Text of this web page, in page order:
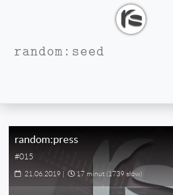
random:seed
random:press
#015
21.06.2019 | 17 minut(1739 słów)